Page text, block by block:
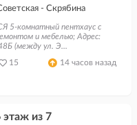
- Скрябина
5-комнатный пентхаус с
и мебелью; Адрес:
(между ул. Э...
15 14 часов назад
этаж из 7